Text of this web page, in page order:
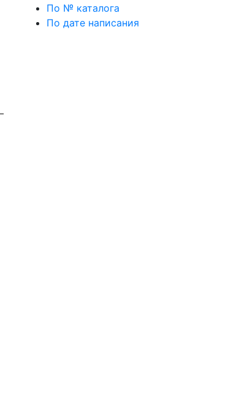
По № каталога
По дате написания